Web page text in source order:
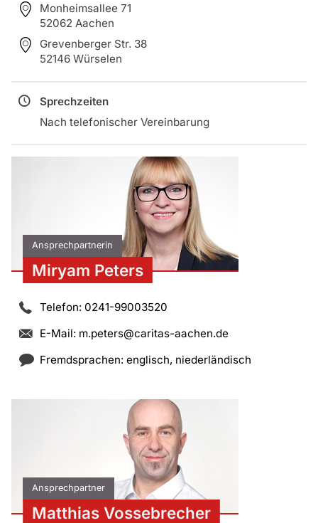
Monheimsallee 71
52062 Aachen
Grevenberger Str. 38
52146 Würselen
Sprechzeiten
Nach telefonischer Vereinbarung
Ansprechpartnerin
Miryam Peters
Telefon: 0241-99003520
E-Mail: m.peters@caritas-aachen.de
Fremdsprachen: englisch, niederländisch
Ansprechpartner
Matthias Vossebrecher